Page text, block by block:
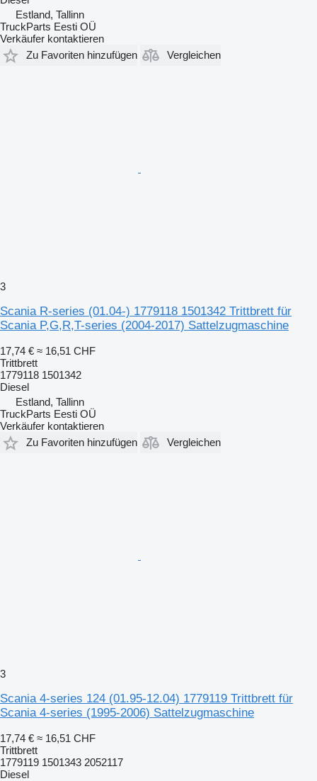
Estland, Tallinn
TruckParts Eesti OÜ
Verkäufer kontaktieren
Zu Favoriten hinzufügen
Vergleichen
3
Scania R-series (01.04-) 1779118 1501342 Trittbrett für
Scania P,G,R,T-series (2004-2017) Sattelzugmaschine
17,74 € ≈ 16,51 CHF
Trittbrett
1779118 1501342
Diesel
Estland, Tallinn
TruckParts Eesti OÜ
Verkäufer kontaktieren
Zu Favoriten hinzufügen
Vergleichen
3
Scania 4-series 124 (01.95-12.04) 1779119 Trittbrett für
Scania 4-series (1995-2006) Sattelzugmaschine
17,74 € ≈ 16,51 CHF
Trittbrett
1779119 1501343 2052117
Diesel